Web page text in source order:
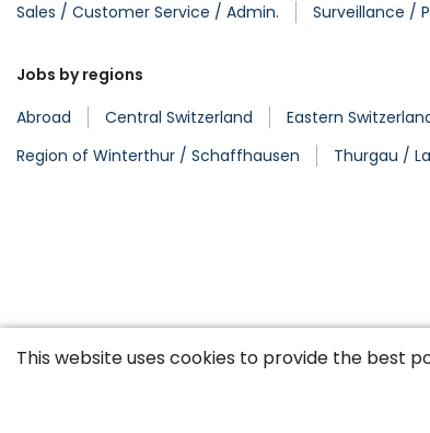
Sales / Customer Service / Admin.
Surveillance /
Jobs by regions
Abroad
Central Switzerland Eastern
Region of Winterthur / Schaffhausen
Thurgau /
This website uses cookies to provide the best